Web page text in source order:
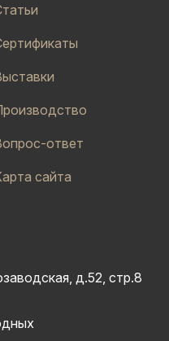
ответ
сайта
д.52, стр.8